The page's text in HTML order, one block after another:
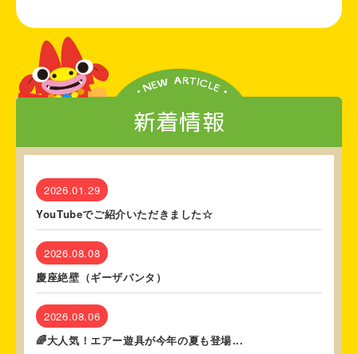
新着情報
2026.01.29
YouTubeでご紹介いただきました☆
2026.08.08
慶座絶壁（ギーザバンタ）
2026.08.06
🌈大人気！エアー遊具が今年の夏も登場...